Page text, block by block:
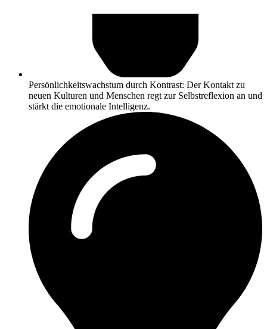
Persönlichkeitswachstum durch Kontrast: Der Kontakt zu
neuen Kulturen und Menschen regt zur Selbstreflexion an und
stärkt die emotionale Intelligenz.